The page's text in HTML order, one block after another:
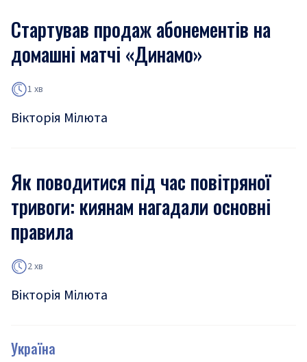
Стартував продаж абонементів на
домашні матчі «Динамо»
1 хв
Вікторія Мілюта
Як поводитися під час повітряної
тривоги: киянам нагадали основні
правила
2 хв
Вікторія Мілюта
Україна